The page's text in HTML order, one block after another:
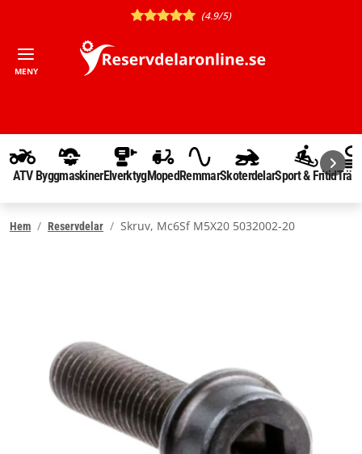
(4.9/5)
MENY
ATV ByggmaskinerElverktygMopedRemmarSkoterdelarSport & Fritid
Hem Reservdelar Skruv, Mc6Sf M5X20 5032002-20